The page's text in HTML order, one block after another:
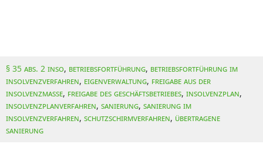
§ 35 Abs. 2 InsO, Betriebsfortführung, Betriebsfortführung im
Insolvenzverfahren, Eigenverwaltung, Freigabe aus der
Insolvenzmasse, Freigabe des Geschäftsbetriebes, Insolvenzplan,
Insolvenzplanverfahren, Sanierung, Sanierung im
Insolvenzverfahren, Schutzschirmverfahren, übertragene
Sanierung